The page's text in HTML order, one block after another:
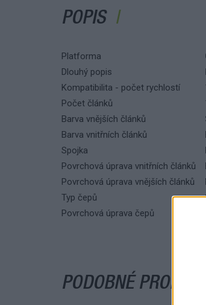
POPIS
Platforma
Dlouhý popis
Kompatibilita - počet rychlostí
Počet článků
Barva vnějších článků
Barva vnitřních článků
Spojka
Povrchová úprava vnitřních článků
Povrchová úprava vnějších článků
Typ čepů
Povrchová úprava čepů
PODOBNÉ